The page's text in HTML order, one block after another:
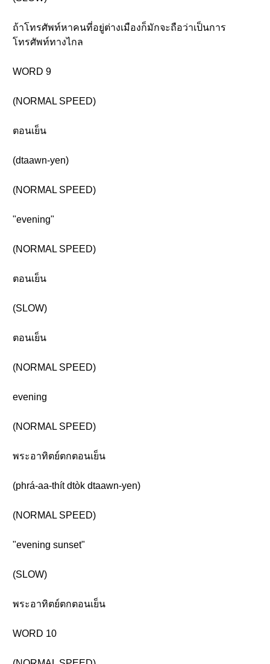
ถ้าโทรศัพท์หาคนที่อยู่ต่างเมืองก็มักจะถือว่าเป็นการ
โทรศัพท์ทางไกล
WORD 9
(NORMAL SPEED)
ตอนเย็น
(dtaawn-yen)
(NORMAL SPEED)
"evening"
(NORMAL SPEED)
ตอนเย็น
(SLOW)
ตอนเย็น
(NORMAL SPEED)
evening
(NORMAL SPEED)
พระอาทิตย์ตกตอนเย็น
(phrá-aa-thít dtòk dtaawn-yen)
(NORMAL SPEED)
"evening sunset"
(SLOW)
พระอาทิตย์ตกตอนเย็น
WORD 10